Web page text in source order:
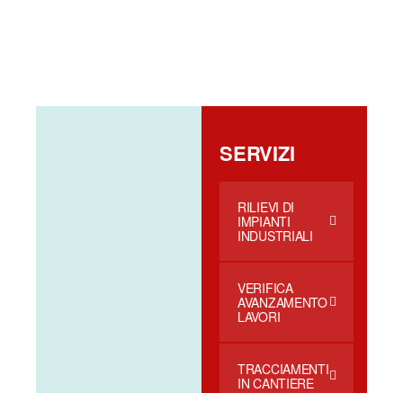
SERVIZI
RILIEVI DI
IMPIANTI
INDUSTRIALI
VERIFICA
AVANZAMENTO
LAVORI
TRACCIAMENTI
IN CANTIERE